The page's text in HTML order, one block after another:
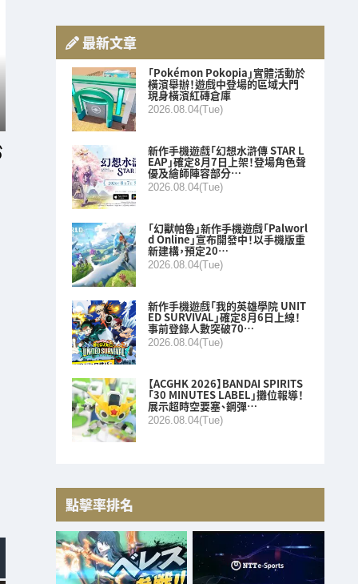
最新文章
「Pokémon Pokopia」實體活動於
橫濱舉辦！遊戲中登場的區域大門
現身橫濱紅磚倉庫
2026.08.04(Tue)
新作手機遊戲「幻想水滸傳 STAR L
EAP」確定8月7日上架！登場角色聲
優及繪師陣容部分…
2026.08.04(Tue)
「幻獸帕魯」新作手機遊戲「Palworl
d Online」宣布開發中！以手機版重
新建構，預定20…
2026.08.04(Tue)
新作手機遊戲「我的英雄學院 UNIT
ED SURVIVAL」確定8月6日上線！
事前登錄人數突破70…
2026.08.04(Tue)
【ACGHK 2026】BANDAI SPIRITS
「30 MINUTES LABEL」攤位報導！
展示超時空要塞、鋼彈…
2026.08.04(Tue)
點擊率排名